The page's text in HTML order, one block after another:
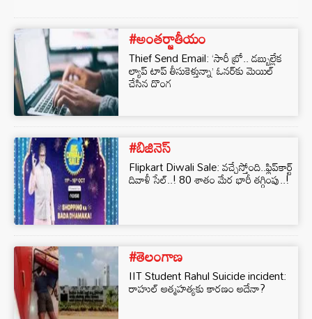
#అంతర్జాతీయం
Thief Send Email: ‘సారీ బ్రో.. డబ్బుల్లేక
ల్యాప్ టాప్ తీసుకెళ్తున్నా’ ఓనర్‎కు మెయిల్
చేసిన దొంగ
#బిజినెస్‌
Flipkart Diwali Sale: వచ్చేస్తోంది..ఫ్లిప్‌కార్ట్‌
దివాళీ సేల్‌..! 80 శాతం మేర భారీ తగ్గింపు..!
#తెలంగాణ
IIT Student Rahul Suicide incident:
రాహుల్ ఆత్మహత్యకు కారణం అదేనా?